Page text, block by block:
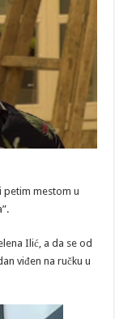
petim mestom u
Ilić, a da se od
viđen na ručku u